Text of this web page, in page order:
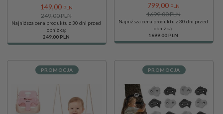
149,00 PLN
249,00 PLN
Najniższa cena produktu z 30 dni przed
obniżką:
249.00 PLN
wewnętrzną - do domu i
ogrodu - 150kg max
799,00 PLN
1699,00 PLN
Najniższa cena produktu z 30 dni przed
obniżką:
1699.00 PLN
PROMOCJA PROMOCJA